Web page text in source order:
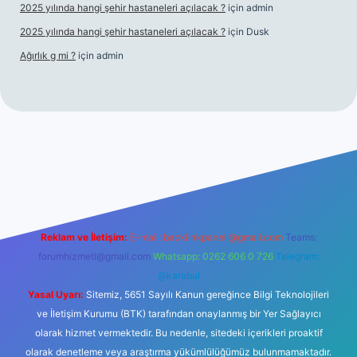
2025 yılında hangi şehir hastaneleri açılacak ? için admin
2025 yılında hangi şehir hastaneleri açılacak ? için Dusk
Ağırlık g mi ? için admin
Reklam ve İletişim: E-mail: backlinkpaneli@gmail.com Teams:
forumhizmeti@gmail.com Whatsapp: 0262 606 0 726 Telegram:
@karabul
Yasal Uyarı: Sitemiz, 5651 Sayılı Kanun gereğince Bilgi Teknolojileri
ve İletişim Kurumu (BTK) tarafından onaylanmış bir Yer Sağlayıcı
olarak hizmet vermektedir. Bu nedenle, sitedeki içerikleri proaktif
olarak denetleme veya araştırma yükümlülüğümüz bulunmamaktadır.